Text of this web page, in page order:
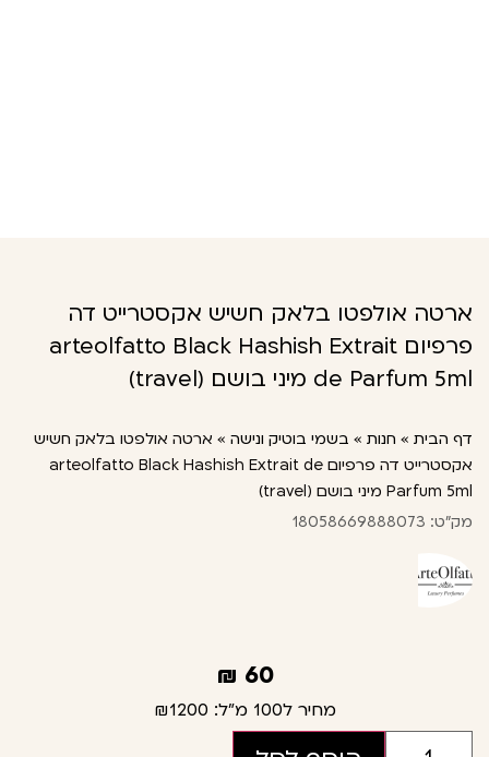
ארטה אולפטו בלאק חשיש אקסטרייט דה
פרפיום arteolfatto Black Hashish Extrait
de Parfum 5ml מיני בושם (travel)
דף הבית » חנות » בשמי בוטיק ונישה » ארטה אולפטו בלאק חשיש
אקסטרייט דה פרפיום arteolfatto Black Hashish Extrait de
Parfum 5ml מיני בושם (travel)
מק"ט: 18058669888073
60
₪
מחיר ל100 מ"ל: ₪1200